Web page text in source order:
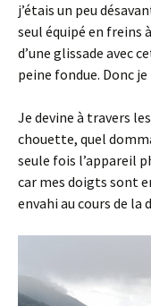
j’étais un peu
seul équipé en freins
d’une glissade avec
peine fondue. Donc
Je devine à travers
chouette, quel
seule fois l’appareil
car mes doigts sont
envahi au cours de la